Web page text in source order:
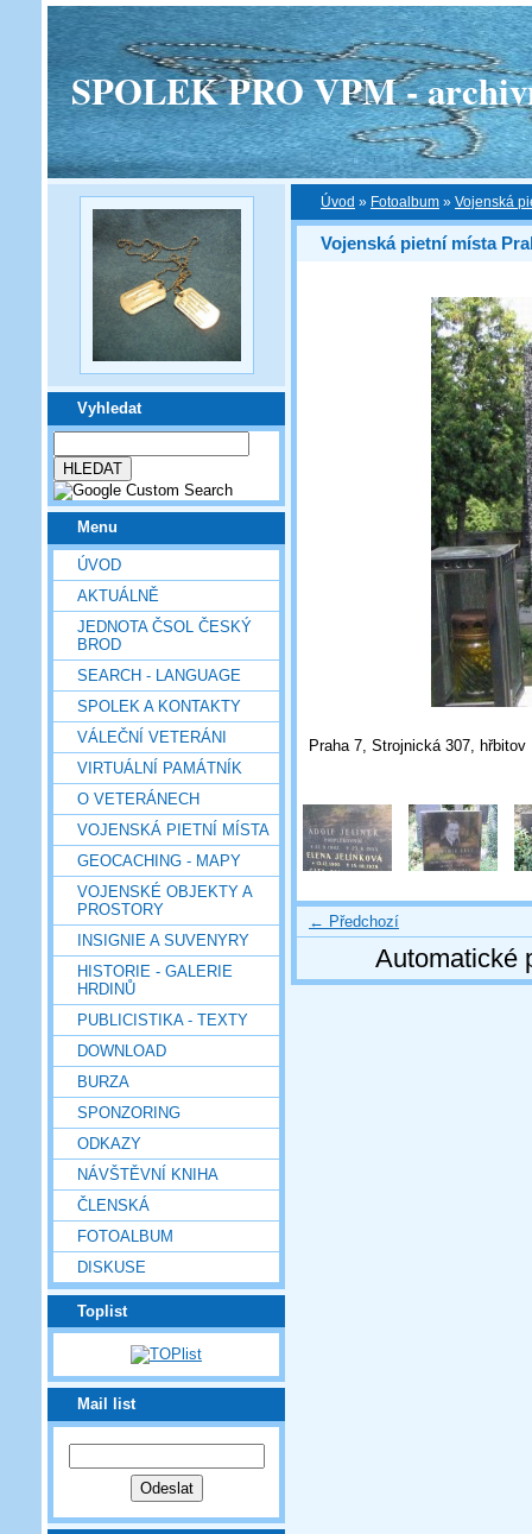
SPOLEK PRO VPM -
Vyhledat
Menu
ÚVOD
AKTUÁLNĚ
JEDNOTA ČSOL ČESKÝ
BROD
SEARCH - LANGUAGE
SPOLEK A KONTAKTY
VÁLEČNÍ VETERÁNI
VIRTUÁLNÍ PAMÁTNÍK
O VETERÁNECH
VOJENSKÁ PIETNÍ MÍSTA
GEOCACHING - MAPY
VOJENSKÉ OBJEKTY A
PROSTORY
INSIGNIE A SUVENYRY
HISTORIE - GALERIE
HRDINŮ
PUBLICISTIKA - TEXTY
DOWNLOAD
BURZA
SPONZORING
ODKAZY
NÁVŠTĚVNÍ KNIHA
ČLENSKÁ
FOTOALBUM
DISKUSE
Toplist
Mail list
Úvod » Fotoalbum » Vojenská
Vojenská pietní místa
Praha 7, Strojnická 307,
← Předchozí
Automatické